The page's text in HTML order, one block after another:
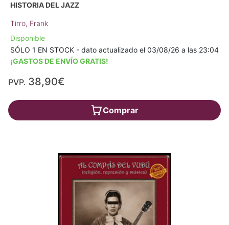
HISTORIA DEL JAZZ
Tirro, Frank
Disponible
SÓLO 1 EN STOCK - dato actualizado el 03/08/26 a las 23:04
¡GASTOS DE ENVÍO GRATIS!
PVP. 38,90€
Comprar